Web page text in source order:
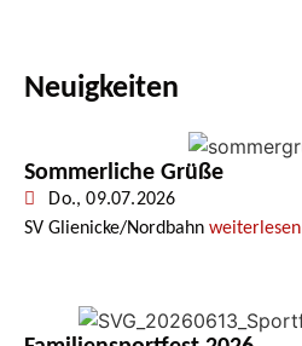
Neuigkeiten
Sommerliche Grüße
Do., 09.07.2026
SV Glienicke/Nordbahn weiterlesen